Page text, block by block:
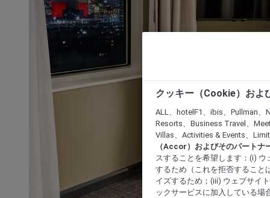
クッキー（Cookie）およ
ALL、hotelF1、ibis、Pullman
Resorts、Business Travel、
Villas、Activities & Events、
（Accor）およびそのパートナ
スすることを希望します：(i)
するため（これを拒否すること
イズするため；(iii) ウェブサイ
ックサービスに加入している場